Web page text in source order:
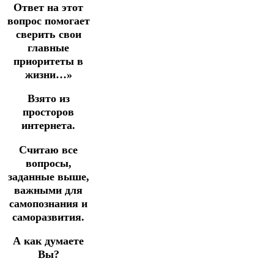
Ответ на этот
вопрос помогает
сверить свои
главные
приоритеты в
жизни…»
Взято из
просторов
интернета.
Считаю все
вопросы,
заданные выше,
важными для
самопознания и
саморазвития.
А как думаете
Вы?